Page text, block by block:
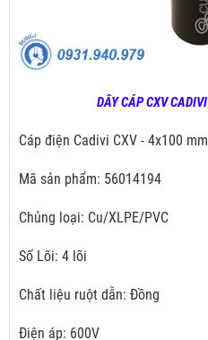
DÂY CÁP CXV
Cáp điện Cadivi CXV - 4x100
Mã sản phẩm: 56014194
Chủng loại: Cu/XLPE/PVC
Số Lõi: 4 lõi
Chất liệu ruột dẫn: Đồng
Điện áp: 600V